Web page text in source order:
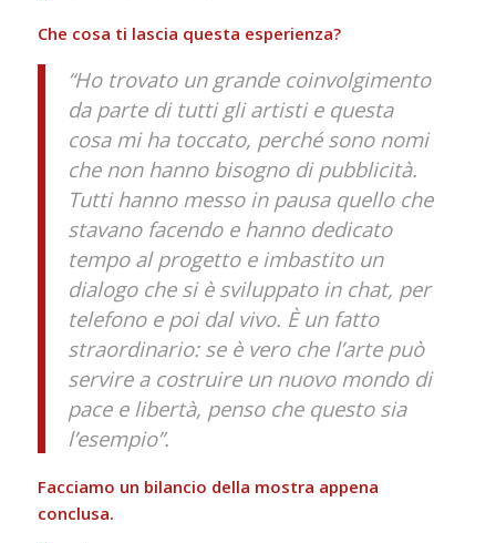
Che cosa ti lascia questa esperienza?
“Ho trovato un grande coinvolgimento
da parte di tutti gli artisti e questa
cosa mi ha toccato, perché sono nomi
che non hanno bisogno di pubblicità.
Tutti hanno messo in pausa quello che
stavano facendo e hanno dedicato
tempo al progetto e imbastito un
dialogo che si è sviluppato in chat, per
telefono e poi dal vivo. È un fatto
straordinario: se è vero che l’arte può
servire a costruire un nuovo mondo di
pace e libertà, penso che questo sia
l’esempio”.
Facciamo un bilancio della mostra appena
conclusa.